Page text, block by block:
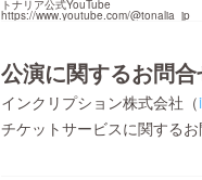
https://www.youtube.com/@tonalia_jp
公演に関するお問
インクリプション株式会社（
チケットサービスに関する